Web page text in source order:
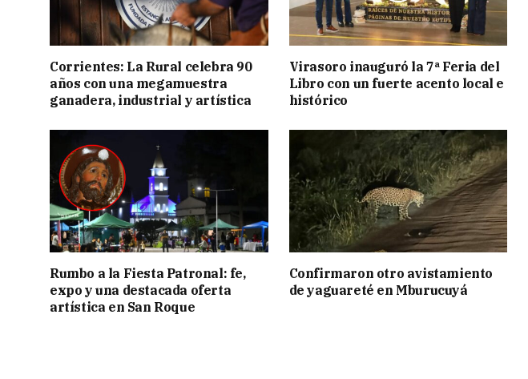
Corrientes: La Rural celebra 90
años con una megamuestra
ganadera, industrial y artística
Virasoro inauguró la 7ª Feria del
Libro con un fuerte acento local e
histórico
Rumbo a la Fiesta Patronal: fe,
expo y una destacada oferta
artística en San Roque
Confirmaron otro avistamiento
de yaguareté en Mburucuyá